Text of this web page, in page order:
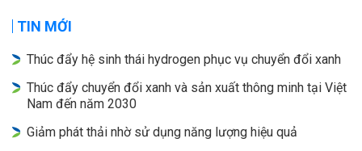
TIN MỚI
Thúc đẩy hệ sinh thái hydrogen phục vụ chuyển đổi xanh
Thúc đẩy chuyển đổi xanh và sản xuất thông minh tại Việt
Nam đến năm 2030
Giảm phát thải nhờ sử dụng năng lượng hiệu quả